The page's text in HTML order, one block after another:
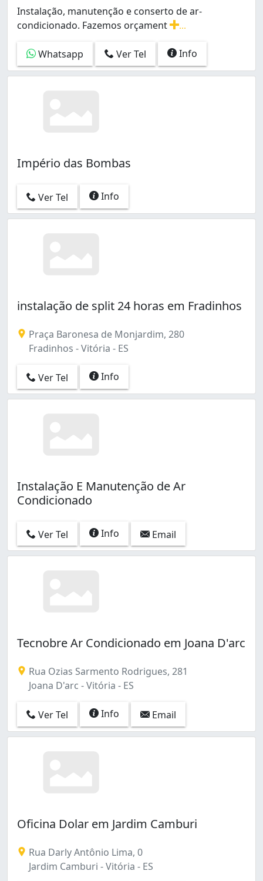
Instalação, manutenção e conserto de ar-
condicionado. Fazemos orçament
Whatsapp
Ver Tel Info
Império das Bombas
Ver Tel Info
instalação de split 24 horas em Fradinhos
Praça Baronesa de Monjardim, 280
Fradinhos - Vitória - ES
Ver Tel Info
Instalação E Manutenção de Ar
Condicionado
Ver Tel Info Email
Tecnobre Ar Condicionado em Joana D'arc
Rua Ozias Sarmento Rodrigues, 281
Joana D'arc - Vitória - ES
Ver Tel Info Email
Oficina Dolar em Jardim Camburi
Rua Darly Antônio Lima, 0
Jardim Camburi - Vitória - ES